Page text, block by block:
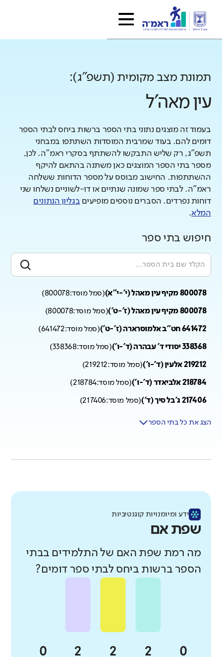
תמונת מצב מקומית (תשפ"ג):
עין מאה'ל
בעמוד זה מוצגים נתוני בתי הספר ברשות ביחס לבתי הספר
דומים להם. בעוד שמרבית המוסדות השתתפו במבחני
תשפ"ג, רק שליש התבקשו להשתתף בסקרי ראמ"ה. לכן,
מספר בתי הספר המוצגים כאן משתנה בהתאם להיקף
ההשתתפות. החישוב מבוסס על מספר הדוחות ששלחה
ראמ"ה. לבתי ספר שמונה שנתיים או דו-לשוניים נשלחו שני
דוחות נפרדים. הסברים נוספים מופיעים בגליון הנתונים
המלא.
חיפוש בתי ספר
800078 מקיף עין מאהל (י'-י"א) (סמל מוסד:800078
)
800078 מקיף עין מאהל (ז'-ט') (סמל מוסד:800078
)
641472 חט"ב אלמוסרארה (ז'-ט') (סמל מוסד:641472
)
338368 יסודי ד' עבהרה (ד'-ו') (סמל מוסד:338368
)
219212 אלעין (ד'-ו') (סמל מוסד:219212
)
218784 אלביאדר (ד'-ו') (סמל מוסד:218784
)
217406 ג'בל סיך (ד') (סמל מוסד:217406
)
הצג את כל בתי הספר
ידע ומיומנויות קוגנטיביות
שפת אם
מה רמת שפת האם של התלמידים בבתי
הספר ברשות ביחס לבתי ספר דומים?